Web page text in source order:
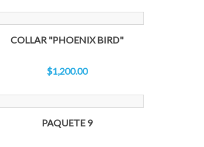
COLLAR "PHOENIX BIRD"
$1,200.00
PAQUETE 9